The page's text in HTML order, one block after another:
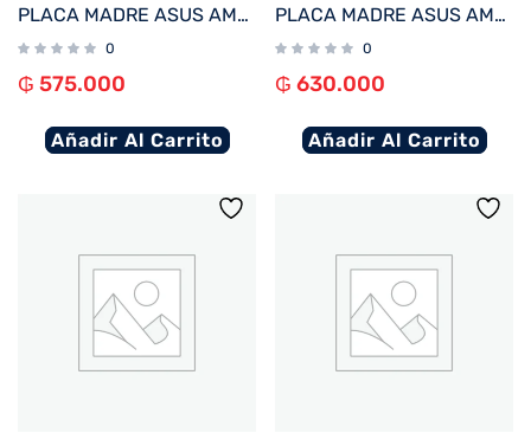
PLACA MADRE ASUS AM4 PRIME A520M-K V/S/R/HDMI/DVI/COM/M2/DDR4/MATX
0
₲ 575.000
Añadir Al Carrito
PLACA MADRE ASUS AM4 PRIME A520M-A II V/S/R/HDMI/DP/M.2/DDR4/MATX
0
₲ 630.000
Añadir Al Carrito